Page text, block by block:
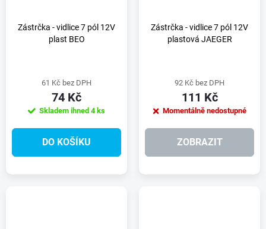
Zástrčka - vidlice 7 pól 12V
plast BEO
61 Kč bez DPH
74 Kč
Skladem ihned 4 ks
DO KOŠÍKU
Zástrčka - vidlice 7 pól 12V
plastová JAEGER
92 Kč bez DPH
111 Kč
Momentálně nedostupné
ZOBRAZIT